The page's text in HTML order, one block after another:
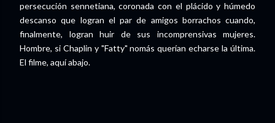
persecución sennetiana, coronada con el plácido y húmedo
descanso que logran el par de amigos borrachos cuando,
finalmente, logran huir de sus incomprensivas mujeres.
Hombre, si Chaplin y "Fatty" nomás querían echarse la última.
El filme, aquí abajo.